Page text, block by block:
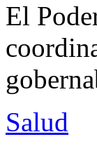
El
Salud